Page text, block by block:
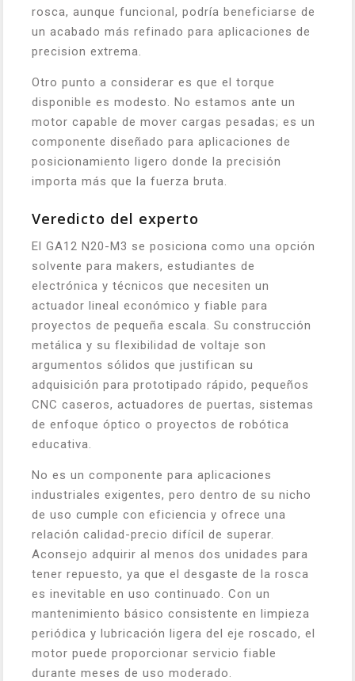
rosca, aunque funcional, podría beneficiarse de
un acabado más refinado para aplicaciones de
precision extrema.
Otro punto a considerar es que el torque
disponible es modesto. No estamos ante un
motor capable de mover cargas pesadas; es un
componente diseñado para aplicaciones de
posicionamiento ligero donde la precisión
importa más que la fuerza bruta.
Veredicto del experto
El GA12 N20-M3 se posiciona como una opción
solvente para makers, estudiantes de
electrónica y técnicos que necesiten un
actuador lineal económico y fiable para
proyectos de pequeña escala. Su construcción
metálica y su flexibilidad de voltaje son
argumentos sólidos que justifican su
adquisición para prototipado rápido, pequeños
CNC caseros, actuadores de puertas, sistemas
de enfoque óptico o proyectos de robótica
educativa.
No es un componente para aplicaciones
industriales exigentes, pero dentro de su nicho
de uso cumple con eficiencia y ofrece una
relación calidad-precio difícil de superar.
Aconsejo adquirir al menos dos unidades para
tener repuesto, ya que el desgaste de la rosca
es inevitable en uso continuado. Con un
mantenimiento básico consistente en limpieza
periódica y lubricación ligera del eje roscado, el
motor puede proporcionar servicio fiable
durante meses de uso moderado.